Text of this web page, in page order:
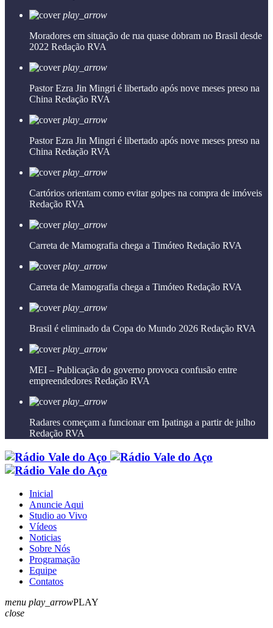
play_arrow
Moradores em situação de rua quase dobram no Brasil desde
2022 Redação RVA
play_arrow
Pastor Ezra Jin Mingri é libertado após nove meses preso na
China Redação RVA
play_arrow
Pastor Ezra Jin Mingri é libertado após nove meses preso na
China Redação RVA
play_arrow
Cartórios orientam como evitar golpes na compra de imóveis
Redação RVA
play_arrow
Carreta de Mamografia chega a Timóteo Redação RVA
play_arrow
Carreta de Mamografia chega a Timóteo Redação RVA
play_arrow
Brasil é eliminado da Copa do Mundo 2026 Redação RVA
play_arrow
MEI – Publicação do governo provoca confusão entre
empreendedores Redação RVA
play_arrow
Radares começam a funcionar em Ipatinga a partir de julho
Redação RVA
Inicial
Anuncie Aqui
Studio ao Vivo
Vídeos
Noticias
Sobre Nós
Programação
Equipe
Contatos
menu play_arrowPLAY
close